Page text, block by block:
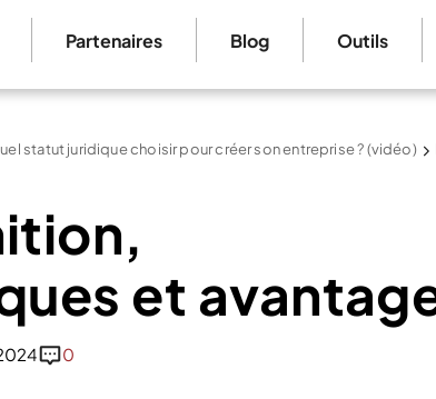
Partenaires Blog Outils
statut juridique choisir pour créer son entreprise ? (vidéo)
et
0